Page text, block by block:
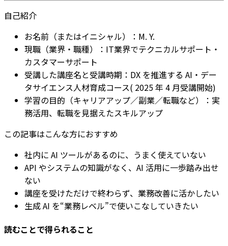
自己紹介
お名前（またはイニシャル）：M. Y.
現職（業界・職種）：IT業界でテクニカルサポート・
カスタマーサポート
受講した講座名と受講時期：DX を推進する AI・デー
タサイエンス人材育成コース( 2025 年 4 月受講開始)
学習の目的（キャリアアップ／副業／転職など）：実
務活用、転職を見据えたスキルアップ
この記事はこんな方におすすめ
社内に AI ツールがあるのに、うまく使えていない
API やシステムの知識がなく、AI 活用に一歩踏み出せ
ない
講座を受けただけで終わらず、業務改善に活かしたい
生成 AI を“業務レベル”で使いこなしていきたい
読むことで得られること